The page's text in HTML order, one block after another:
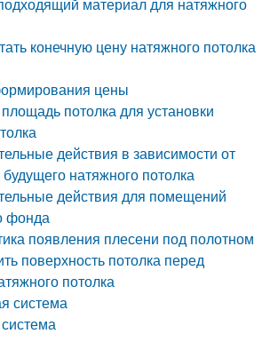
конечную цену натяжного потолка
цены
потолка для установки
действия в зависимости от
натяжного потолка
действия для помещений
фонда
появления плесени под полотном
поверхность потолка перед
потолка
система